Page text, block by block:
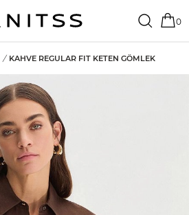
0
/ KAHVE REGULAR FIT KETEN GÖMLEK